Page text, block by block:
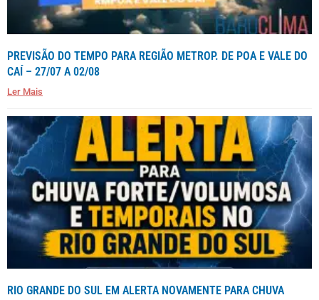
PREVISÃO DO TEMPO PARA REGIÃO METROP. DE POA E VALE DO
CAÍ – 27/07 A 02/08
Ler Mais
RIO GRANDE DO SUL EM ALERTA NOVAMENTE PARA CHUVA